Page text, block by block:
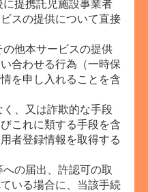
提携託児施設事業者
スの提供について直接
他本サービスの提供
合わせる行為（一時保
を申し入れることを含
、又は詐欺的な手段
これに類する手段を含
者登録情報を取得する
の届出、許認可の取
いる場合に、当該手続